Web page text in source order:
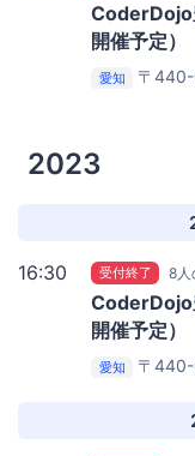
CoderDojo
開催予定）
愛知 〒440-
2023
16:30 受付終了 8人
CoderDojo
開催予定）
愛知 〒440-